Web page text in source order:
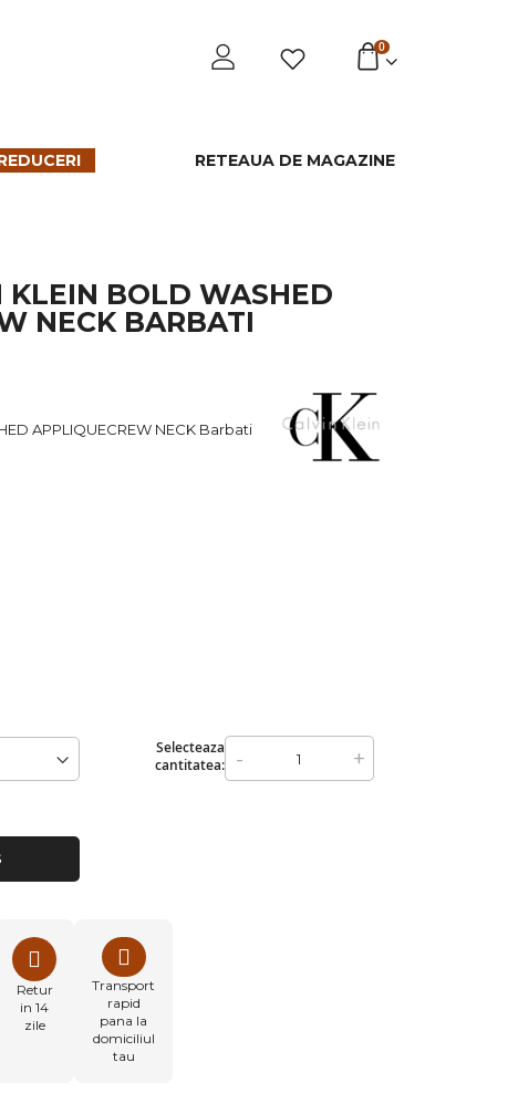
0
RETEAUA DE MAGAZINE
KLEIN BOLD WASHED
NECK BARBATI
APPLIQUECREW NECK Barbati
Selecteaza
cantitatea:
- +
Retur
in 14
zile
Transport
rapid
pana la
domiciliul
tau